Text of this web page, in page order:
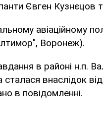
Євген
авіаційному
Воронеж).
в районі н.п.
внаслідок
в повідомленні.